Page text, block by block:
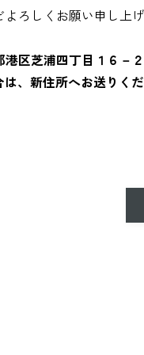
ろしくお願い申し上げ
港区芝浦四丁目１６－
、新住所へお送りくだ